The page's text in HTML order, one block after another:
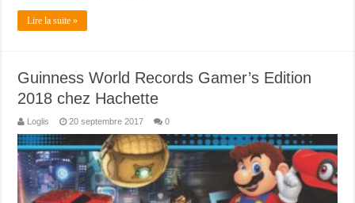
Lire la suite »
Guinness World Records Gamer’s Edition
2018 chez Hachette
Loglis 20 septembre 2017 0